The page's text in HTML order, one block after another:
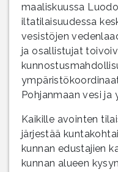
maaliskuussa
iltatilaisuudessa
vesistöjen
ja osallistujat
Pohjanmaan vesi ja
Kaikille avointen
järjestää
kunnan edustajien
kunnan alueen